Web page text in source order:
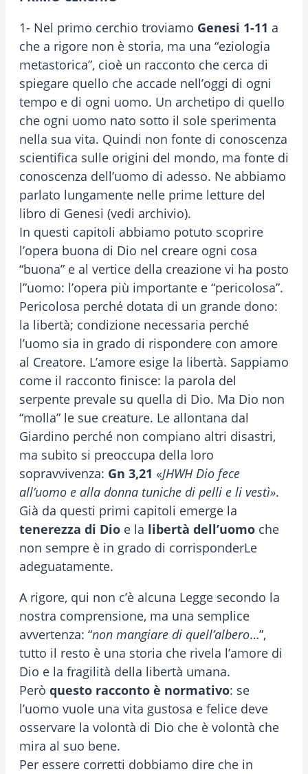
1- Nel primo cerchio troviamo Genesi 1-11 a
che a rigore non è storia, ma una “eziologia
metastorica”, cioè un racconto che cerca di
spiegare quello che accade nell’oggi di ogni
tempo e di ogni uomo. Un archetipo di quello
che ogni uomo nato sotto il sole sperimenta
nella sua vita. Quindi non fonte di conoscenza
scientifica sulle origini del mondo, ma fonte di
conoscenza dell’uomo di adesso. Ne abbiamo
parlato lungamente nelle prime letture del
libro di Genesi (vedi archivio).
In questi capitoli abbiamo potuto scoprire
l’opera buona di Dio nel creare ogni cosa
“buona” e al vertice della creazione vi ha posto
l”uomo: l’opera più importante e “pericolosa”.
Pericolosa perché dotata di un grande dono:
la libertà; condizione necessaria perché
l’uomo sia in grado di rispondere con amore
al Creatore. L’amore esige la libertà. Sappiamo
come il racconto finisce: la parola del
serpente prevale su quella di Dio. Ma Dio non
“molla” le sue creature. Le allontana dal
Giardino perché non compiano altri disastri,
ma subito si preoccupa della loro
sopravvivenza: Gn 3,21 «JHWH Dio fece
all’uomo e alla donna tuniche di pelli e li vestì».
Già da questi primi capitoli emerge la
tenerezza di Dio e la libertà dell’uomo che
non sempre è in grado di corrisponderLe
adeguatamente.
A rigore, qui non c’è alcuna Legge secondo la
nostra comprensione, ma una semplice
avvertenza: “non mangiare di quell’albero…”,
tutto il resto è una storia che rivela l’amore di
Dio e la fragilità della libertà umana.
Però questo racconto è normativo: se
l’uomo vuole una vita gustosa e felice deve
osservare la volontà di Dio che è volontà che
mira al suo bene.
Per essere corretti dobbiamo dire che in